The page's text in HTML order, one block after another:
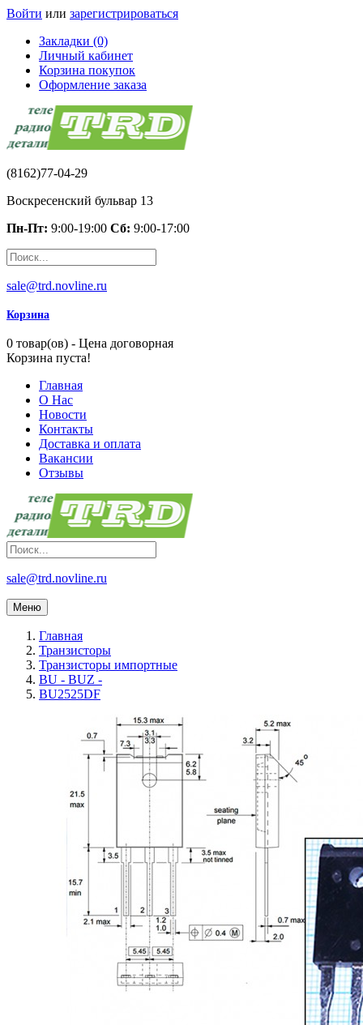
Войти или зарегистрироваться
Закладки (0)
Личный кабинет
Корзина покупок
Оформление заказа
(8162)77-04-29
Воскресенский бульвар 13
Пн-Пт: 9:00-19:00 Сб: 9:00-17:00
sale@trd.novline.ru
Корзина
0 товар(ов) - Цена договорная
Корзина пуста!
Главная
О Нас
Новости
Контакты
Доставка и оплата
Вакансии
Отзывы
sale@trd.novline.ru
Меню
Главная
Транзисторы
Транзисторы импортные
BU - BUZ -
BU2525DF